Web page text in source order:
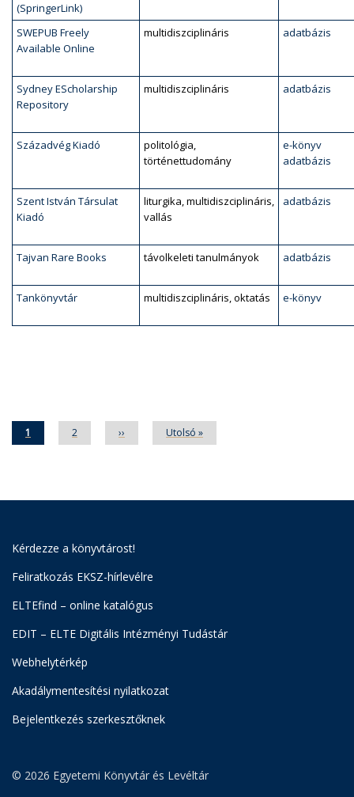
(SpringerLink)
SWEPUB Freely
Available Online
multidiszciplináris adatbázis
Sydney EScholarship
Repository
multidiszciplináris adatbázis
Századvég Kiadó
politológia,
történettudomány
e-könyv
adatbázis
Szent István Társulat
Kiadó
liturgika, multidiszciplináris,
vallás
adatbázis
Tajvan Rare Books távolkeleti tanulmányok adatbázis
Tankönyvtár multidiszciplináris, oktatás e-könyv
Jelenlegi
oldal
1 Oldal
2 Következő
oldal
›› Utolsó
oldal
Utolsó »
Kérdezze a könyvtárost!
Feliratkozás EKSZ-hírlevélre
ELTEfind – online katalógus
EDIT – ELTE Digitális Intézményi Tudástár
Webhelytérkép
Akadálymentesítési nyilatkozat
Bejelentkezés szerkesztőknek
© 2026 Egyetemi Könyvtár és Levéltár